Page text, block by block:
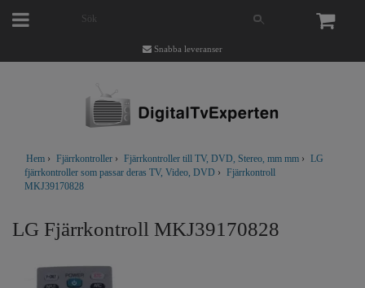
Snabba leveranser
Hem › Fjärrkontroller › Fjärrkontroller till TV, DVD, Stereo, mm mm › LG
fjärrkontroller som passar deras TV, Video, DVD › Fjärrkontroll
MKJ39170828
LG Fjärrkontroll MKJ39170828